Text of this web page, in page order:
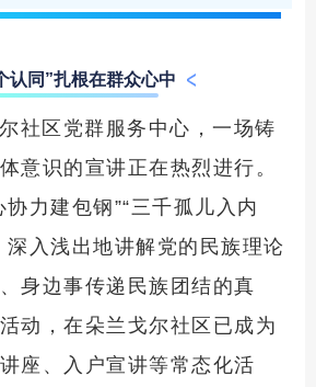
认同”扎根在群众心中
社区党群服务中心，一场铸
意识的宣讲正在热烈进行。
力建包钢”“三千孤儿入内
深入浅出地讲解党的民族理论
身边事传递民族团结的真
动，在朵兰戈尔社区已成为
座、入户宣讲等常态化活